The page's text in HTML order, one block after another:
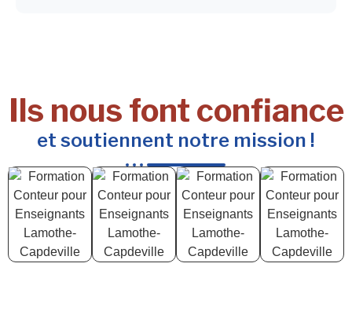
Ils nous font confiance
et soutiennent notre mission !